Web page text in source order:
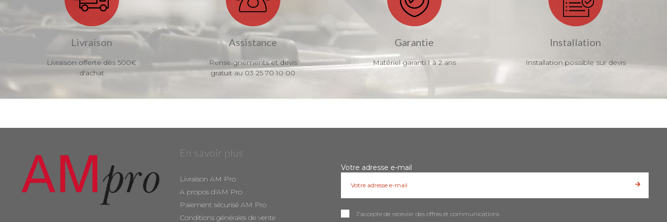
Livraison
Livraison offerte dès 500€
d'achat
Assistance
Renseignements et devis
gratuit au 03 25 70 10 00
Garantie
Matériel garanti 1 à 2 ans
Installation
Installation possible sur devis
En savoir plus
Livraison AM Pro
A propos d'AM Pro
Paiement sécurisé AM Pro
Conditions générales de vente
Votre adresse e-mail
J'accepte de recevoir des offres et communications